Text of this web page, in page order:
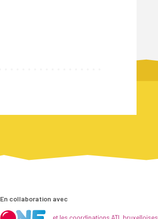
En collaboration avec
et les coordinations ATL